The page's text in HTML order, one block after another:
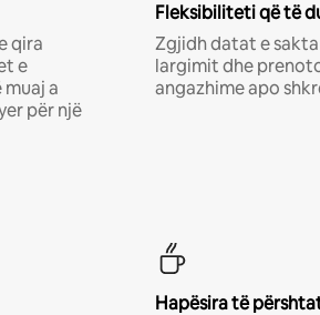
qira
e
a
për një
Fleksibiliteti që të
Zgjidh datat e
largimit dhe
angazhime apo
Hapësira të